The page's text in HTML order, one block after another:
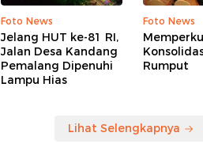
Foto News
Jelang HUT ke-81 RI,
Jalan Desa Kandang
Pemalang Dipenuhi
Lampu Hias
Foto News
Rumput
Lihat Selengkapnya